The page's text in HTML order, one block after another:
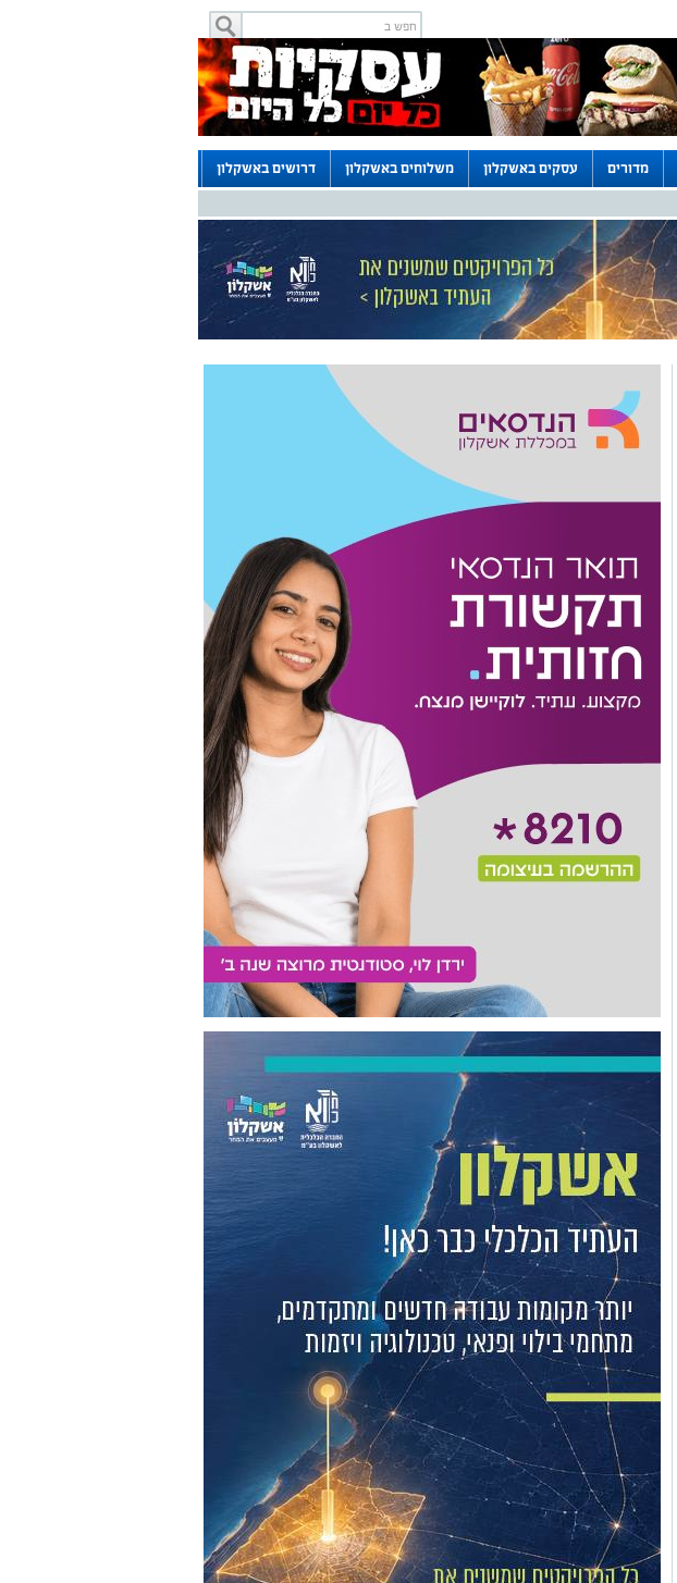
מדורים עסקים באשקלון משלוחים באשקלון דרושים באשקלון